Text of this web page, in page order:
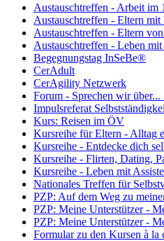
Austauschtreffen - Arbeit im
Austauschtreffen - Eltern mit
Austauschtreffen - Eltern
Austauschtreffen - Leben mit
Begegnungstag InSeBe®
CerAdult
CerAgility Netzwerk
Forum - Sprechen wir über...
Impulsreferat
Kurs: Reisen im ÖV
Kursreihe für Eltern - Alltag
Kursreihe - Entdecke dich
Kursreihe - Flirten, Dating,
Kursreihe - Leben mit
Nationales Treffen für
PZP: Auf dem Weg zu
PZP: Meine Unterstützer -
PZP: Meine Unterstützer -
Formular zu den Kursen à la